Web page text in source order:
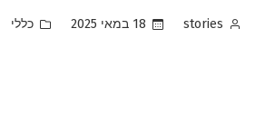
Posted
stories 18 במאי 2025
Posted
כללי